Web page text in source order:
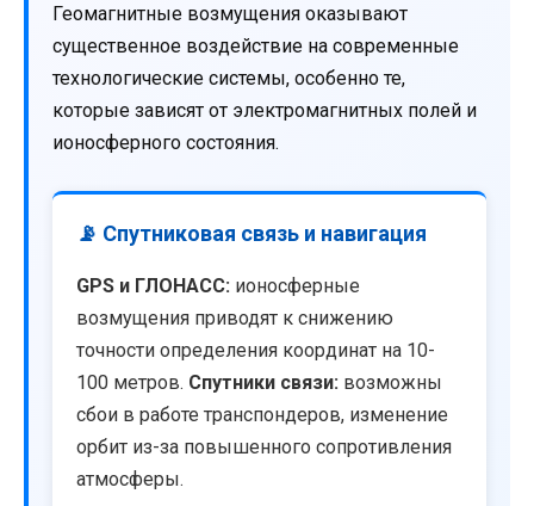
Геомагнитные возмущения оказывают
существенное воздействие на современные
технологические системы, особенно те,
которые зависят от электромагнитных полей и
ионосферного состояния.
📡 Спутниковая связь и навигация
GPS и ГЛОНАСС: ионосферные
возмущения приводят к снижению
точности определения координат на 10-
100 метров. Спутники связи: возможны
сбои в работе транспондеров, изменение
орбит из-за повышенного сопротивления
атмосферы.